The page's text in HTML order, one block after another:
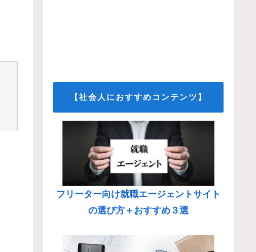
【社会人におすすめコンテンツ】
フリーター向け就職エージェントサイト
の選び方＋おすすめ３選